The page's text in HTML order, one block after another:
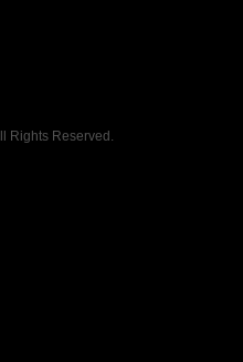
Rights Reserved.